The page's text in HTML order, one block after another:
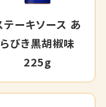
テーキソース あ
らびき黒胡椒味
225g